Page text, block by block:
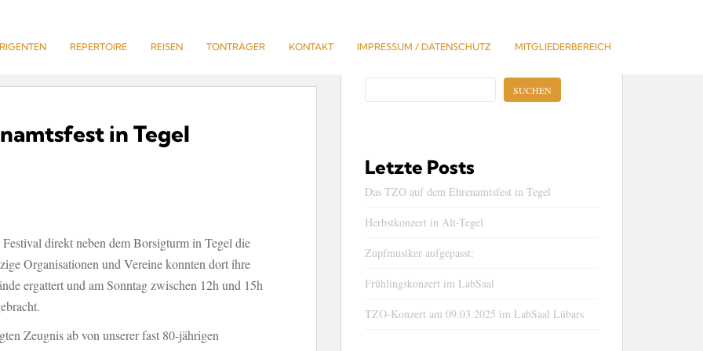
REPERTOIRE REISEN TONTRÄGER KONTAKT IMPRESSUM / DATENSCHUTZ MITGLIEDERBEREICH
in Tegel
direkt neben dem Borsigturm in Tegel die
Organisationen und Vereine konnten dort ihre
ergattert und am Sonntag zwischen 12h und 15h
Zeugnis ab von unserer fast 80-jährigen
SUCHEN
Letzte Posts
Das TZO auf dem Ehrenamtsfest in Tegel
Herbstkonzert in Alt-Tegel
Zupfmusiker aufgepasst:
Frühlingskonzert im LabSaal
TZO-Konzert am 09.03.2025 im LabSaal Lübars